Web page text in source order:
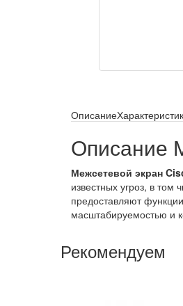
Описание
Описание
Межсетевой экран
известных угроз, в
предоставляют
масштабируемостью и
Рекомендуем